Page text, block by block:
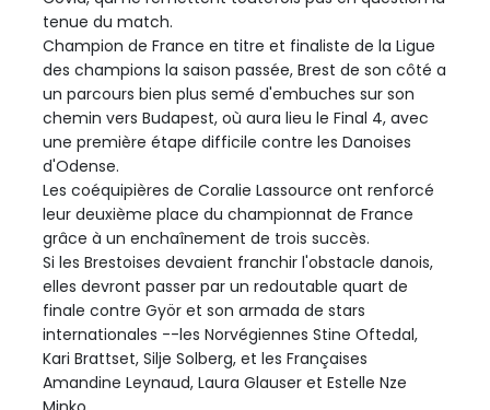
tenue du match.
Champion de France en titre et finaliste de la Ligue
des champions la saison passée, Brest de son côté a
un parcours bien plus semé d'embuches sur son
chemin vers Budapest, où aura lieu le Final 4, avec
une première étape difficile contre les Danoises
d'Odense.
Les coéquipières de Coralie Lassource ont renforcé
leur deuxième place du championnat de France
grâce à un enchaînement de trois succès.
Si les Brestoises devaient franchir l'obstacle danois,
elles devront passer par un redoutable quart de
finale contre Györ et son armada de stars
internationales --les Norvégiennes Stine Oftedal,
Kari Brattset, Silje Solberg, et les Françaises
Amandine Leynaud, Laura Glauser et Estelle Nze